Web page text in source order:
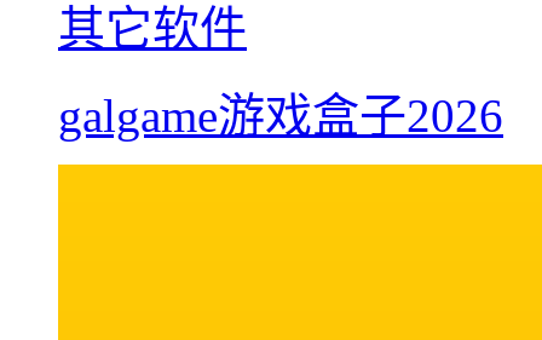
其它软件
galgame游戏盒子2026